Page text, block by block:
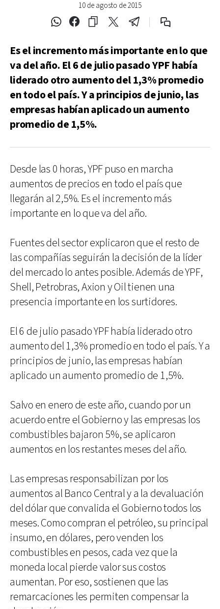
10 de agosto de 2015
Es el incremento más importante en lo que
va del año. El 6 de julio pasado YPF había
liderado otro aumento del 1,3% promedio
en todo el país. Y a principios de junio, las
empresas habían aplicado un aumento
promedio de 1,5%.
Desde las 0 horas, YPF puso en marcha
aumentos de precios en todo el país que
llegarán al 2,5%. Es el incremento más
importante en lo que va del año.
Fuentes del sector explicaron que el resto de
las compañías seguirán la decisión de la líder
del mercado lo antes posible. Además de YPF,
Shell, Petrobras, Axion y Oil tienen una
presencia importante en los surtidores.
El 6 de julio pasado YPF había liderado otro
aumento del 1,3% promedio en todo el país. Y a
principios de junio, las empresas habían
aplicado un aumento promedio de 1,5%.
Salvo en enero de este año, cuando por un
acuerdo entre el Gobierno y las empresas los
combustibles bajaron 5%, se aplicaron
aumentos en los restantes meses del año.
Las empresas responsabilizan por los
aumentos al Banco Central y a la devaluación
del dólar que convalida el Gobierno todos los
meses. Como compran el petróleo, su principal
insumo, en dólares, pero venden los
combustibles en pesos, cada vez que la
moneda local pierde valor sus costos
aumentan. Por eso, sostienen que las
remarcaciones les permiten compensar la